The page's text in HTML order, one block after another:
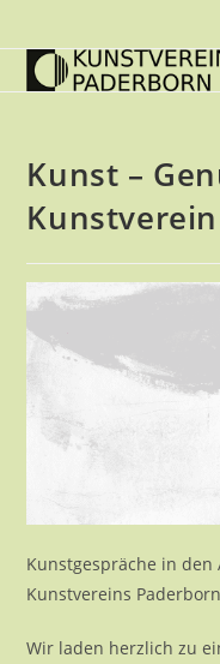
Inhalt
springen
Kunst –
Kunstverein
Kunstgespräche in
Kunstvereins
Wir laden herzlich zu